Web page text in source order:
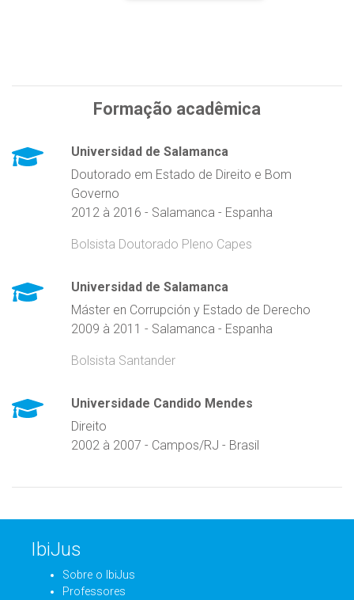
Formação acadêmica
Universidad de Salamanca
Doutorado em Estado de Direito e Bom
Governo
2012 à 2016 - Salamanca - Espanha
Bolsista Doutorado Pleno Capes
Universidad de Salamanca
Máster en Corrupción y Estado de Derecho
2009 à 2011 - Salamanca - Espanha
Bolsista Santander
Universidade Candido Mendes
Direito
2002 à 2007 - Campos/RJ - Brasil
IbiJus
Sobre o IbiJus
Professores